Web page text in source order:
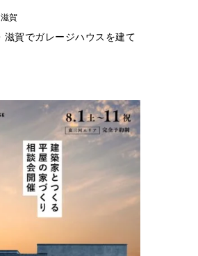
賀
滋賀でガレージハウスを建て